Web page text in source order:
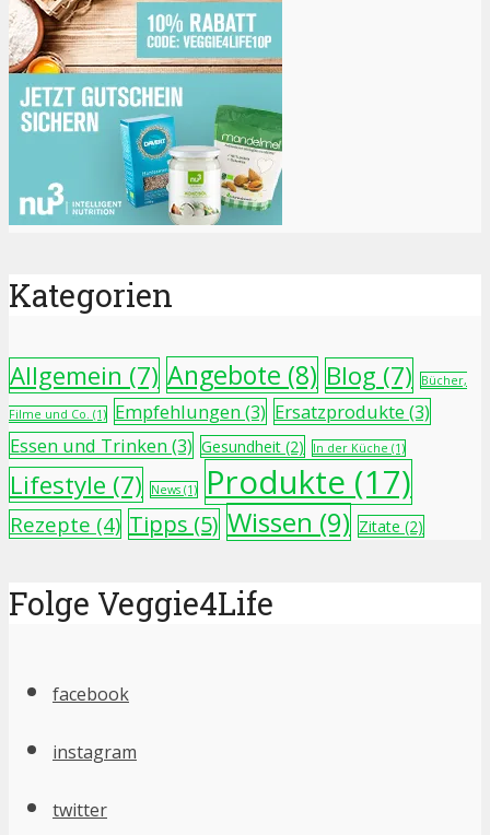
Kategorien
Allgemein (7) Angebote (8) Blog (7) Bücher,
Filme und Co. (1) Empfehlungen(3) Ersatzprodukte (3)
Essen und Trinken(3) Gesundheit (2) In der Küche (1)
Lifestyle (7) News (1) Produkte (17)
Rezepte (4) Tipps (5) Wissen (9) Zitate (2)
Folge Veggie4Life
facebook
instagram
twitter